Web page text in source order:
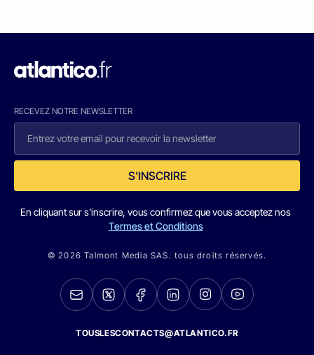
RECEVEZ NOTRE NEWSLETTER
S'INSCRIRE
En cliquant sur s'inscrire, vous confirmez que vous acceptez nos
Termes et Conditions
© 2026 Talmont Media SAS. tous droits réservés.
TOUSLESCONTACTS@ATLANTICO.FR